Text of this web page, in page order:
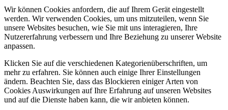
Wir können Cookies anfordern, die auf Ihrem Gerät eingestellt
werden. Wir verwenden Cookies, um uns mitzuteilen, wenn Sie
unsere Websites besuchen, wie Sie mit uns interagieren, Ihre
Nutzererfahrung verbessern und Ihre Beziehung zu unserer Website
anpassen.
Klicken Sie auf die verschiedenen Kategorienüberschriften, um
mehr zu erfahren. Sie können auch einige Ihrer Einstellungen
ändern. Beachten Sie, dass das Blockieren einiger Arten von
Cookies Auswirkungen auf Ihre Erfahrung auf unseren Websites
und auf die Dienste haben kann, die wir anbieten können.